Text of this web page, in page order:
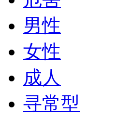
男性
女性
成人
寻常型